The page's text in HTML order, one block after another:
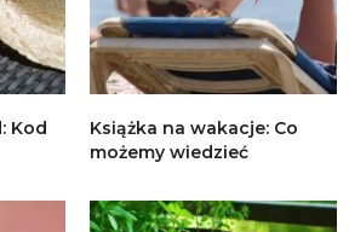
Kod
Książka na wakacje: Co
możemy wiedzieć